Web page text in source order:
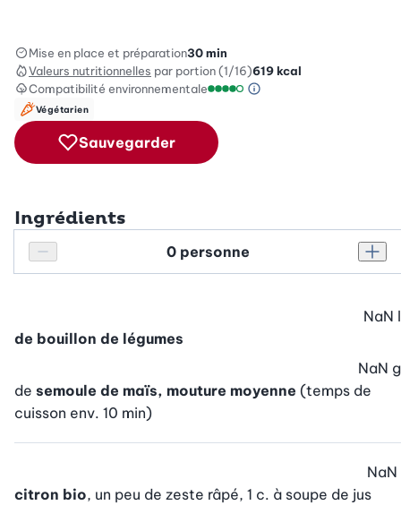
Mise en place et préparation30 min
Valeurs nutritionnelles par portion (1/16)619kcal
Compatibilité environnementale
Information sur
Végétarien
Sauvegarder
Ingrédients
Réduire le nombre de personnes
Personnes
de bouillon de légumes
NaN l
de semoule de maïs, mouture moyenne (temps de
cuisson env. 10 min)
NaN g
citron bio, un peu de zeste râpé, 1 c. à soupe de jus
NaN